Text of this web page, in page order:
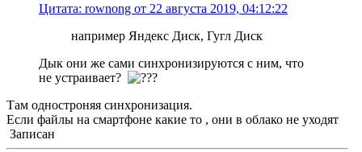
Цитата: rownong от 22 августа 2019, 04:12:22
например Яндекс Диск, Гугл Диск
Дык они же сами синхронизируются с ним, что
не устраивает?
Там одностроняя синхронизация.
Если файлы на смартфоне какие то , они в облако не уходят
Записан